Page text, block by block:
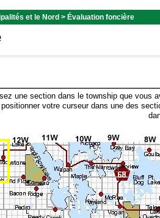
et le Nord > Évaluation foncière
une section dans le township que vous
votre curseur dans une des